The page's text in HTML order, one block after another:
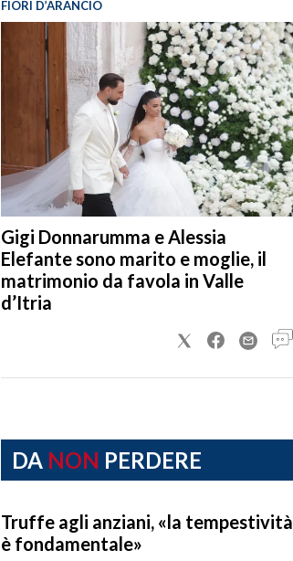
FIORI D’ARANCIO
Gigi Donnarumma e Alessia
Elefante sono marito e moglie, il
matrimonio da favola in Valle
d’Itria
DA NON PERDERE
Truffe agli anziani, «la tempestività
è fondamentale»